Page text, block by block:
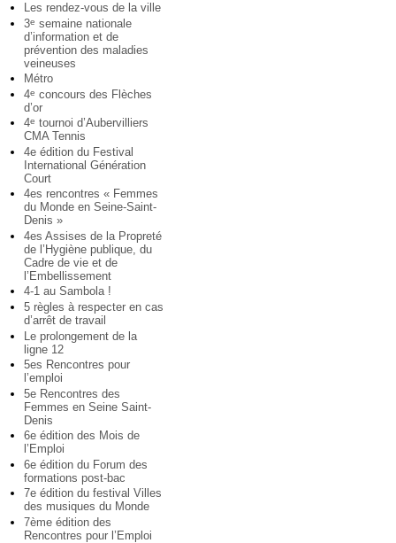
Les rendez-vous de la ville
3e semaine nationale
d’information et de
prévention des maladies
veineuses
Métro
4e concours des Flèches
d’or
4e tournoi d’Aubervilliers
CMA Tennis
4e édition du Festival
International Génération
Court
4es rencontres « Femmes
du Monde en Seine-Saint-
Denis »
4es Assises de la Propreté
de l’Hygiène publique, du
Cadre de vie et de
l’Embellissement
4-1 au Sambola !
5 règles à respecter en cas
d’arrêt de travail
Le prolongement de la
ligne 12
5es Rencontres pour
l’emploi
5e Rencontres des
Femmes en Seine Saint-
Denis
6e édition des Mois de
l’Emploi
6e édition du Forum des
formations post-bac
7e édition du festival Villes
des musiques du Monde
7ème édition des
Rencontres pour l’Emploi